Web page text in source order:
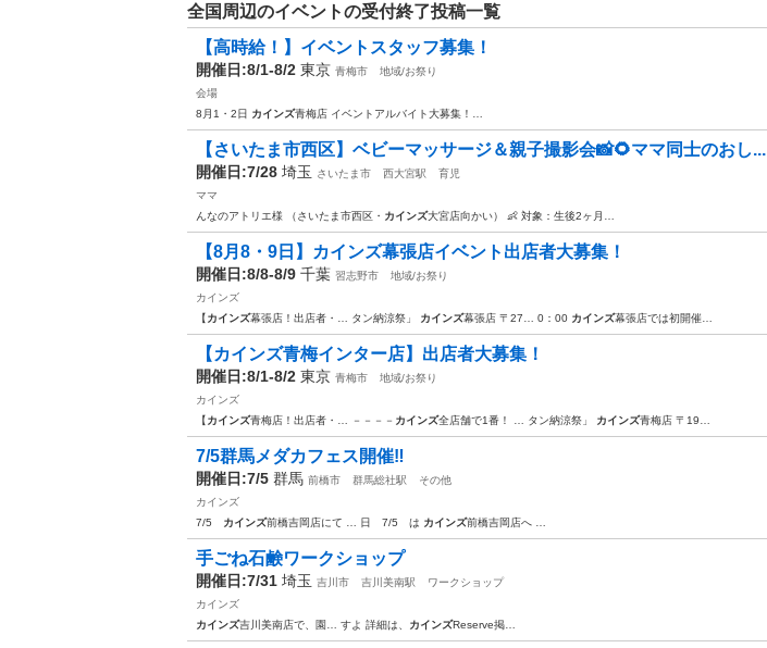
全国周辺のイベントの受付終了投稿一覧
【高時給！】イベントスタッフ募集！
開催日:8/1-8/2 東京 青梅市
地域/お祭り
会場
8月1・2日 カインズ青梅店 イベントアルバイト大募集！…
【さいたま市西区】ベビーマッサージ＆親子撮影会📸🌻ママ同士のおし...
開催日:7/28 埼玉 さいたま市 西大宮駅
育児
ママ
んなのアトリエ様 （さいたま市西区・ カインズ大宮店向かい） 👶 対象：生後2ヶ月…
【8月8・9日】カインズ幕張店イベント出店者大募集！
開催日:8/8-8/9 千葉 習志野市
地域/お祭り
カインズ
【カインズ幕張店！出店者・… タン納涼祭」 カインズ幕張店 〒27… 0：00 カインズ幕張店では初開催…
【カインズ青梅インター店】出店者大募集！
開催日:8/1-8/2 東京 青梅市
地域/お祭り
カインズ
【カインズ青梅店！出店者・… －－－－ カインズ全店舗で1番！ … タン納涼祭」 カインズ青梅店 〒19…
7/5群馬メダカフェス開催‼️
開催日:7/5 群馬 前橋市 群馬総社駅
その他
カインズ
7/5 カインズ前橋吉岡店にて … 日 7/5 は カインズ前橋吉岡店へ …
手ごね石鹸ワークショップ
開催日:7/31 埼玉 吉川市 吉川美南駅
ワークショップ
カインズ
カインズ吉川美南店で、園… すよ 詳細は、 カインズReserve掲…